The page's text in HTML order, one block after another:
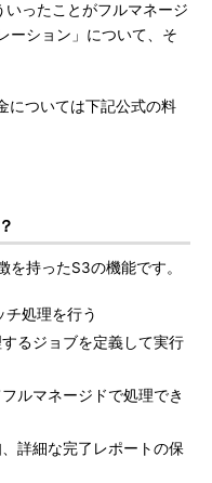
ったことがフルマネージ
ーション」について、そ
については下記公式の料
持ったS3の機能です。
処理を行う
るジョブを定義して実行
ルマネージドで処理でき
詳細な完了レポートの保